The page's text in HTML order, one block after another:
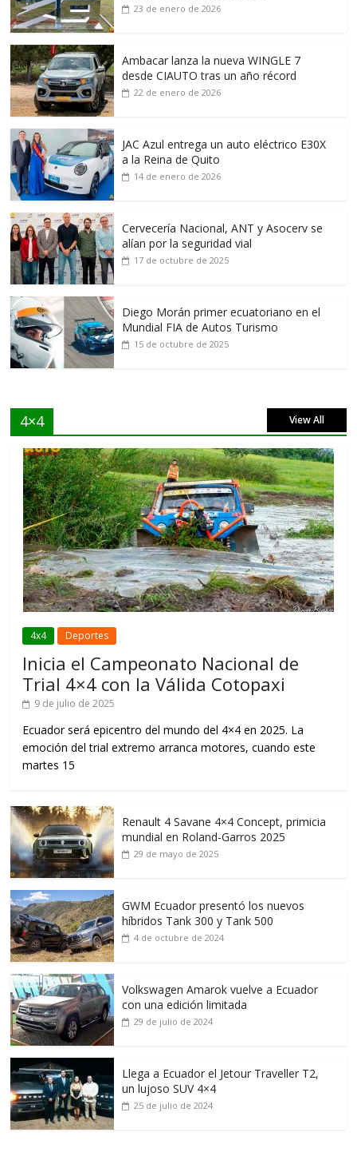
23 de enero de 2026
Ambacar lanza la nueva WINGLE 7
desde CIAUTO tras un año récord
22 de enero de 2026
JAC Azul entrega un auto eléctrico E30X
a la Reina de Quito
14 de enero de 2026
Cervecería Nacional, ANT y Asocerv se
alían por la seguridad vial
17 de octubre de 2025
Diego Morán primer ecuatoriano en el
Mundial FIA de Autos Turismo
15 de octubre de 2025
4×4 View All
4x4 Deportes
Inicia el Campeonato Nacional de
Trial 4×4 con la Válida Cotopaxi
9 de julio de 2025
Ecuador será epicentro del mundo del 4×4 en 2025. La
emoción del trial extremo arranca motores, cuando este
martes 15
Renault 4 Savane 4×4 Concept, primicia
mundial en Roland-Garros 2025
29 de mayo de 2025
GWM Ecuador presentó los nuevos
híbridos Tank 300 y Tank 500
4 de octubre de 2024
Volkswagen Amarok vuelve a Ecuador
con una edición limitada
29 de julio de 2024
Llega a Ecuador el Jetour Traveller T2,
un lujoso SUV 4×4
25 de julio de 2024